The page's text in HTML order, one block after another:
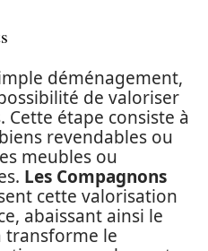
déménagement,
de valoriser
Cette étape consiste à
revendables ou
meubles ou
Les Compagnons
cette valorisation
abaissant ainsi le
transforme le